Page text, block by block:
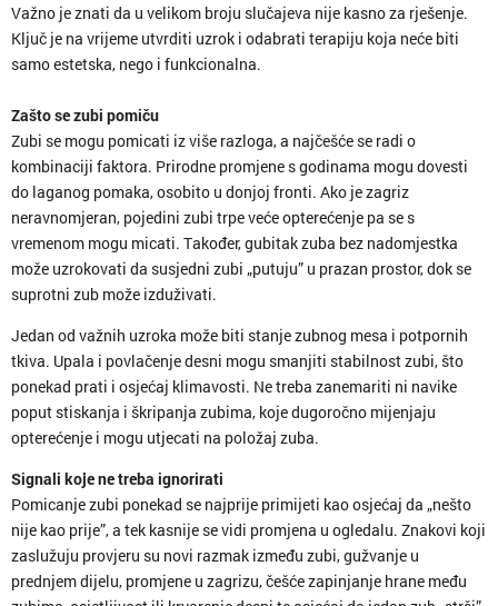
Važno je znati da u velikom broju slučajeva nije kasno za rješenje.
Ključ je na vrijeme utvrditi uzrok i odabrati terapiju koja neće biti
samo estetska, nego i funkcionalna.
Zašto se zubi pomiču
Zubi se mogu pomicati iz više razloga, a najčešće se radi o
kombinaciji faktora. Prirodne promjene s godinama mogu dovesti
do laganog pomaka, osobito u donjoj fronti. Ako je zagriz
neravnomjeran, pojedini zubi trpe veće opterećenje pa se s
vremenom mogu micati. Također, gubitak zuba bez nadomjestka
može uzrokovati da susjedni zubi „putuju” u prazan prostor, dok se
suprotni zub može izduživati.
Jedan od važnih uzroka može biti stanje zubnog mesa i potpornih
tkiva. Upala i povlačenje desni mogu smanjiti stabilnost zubi, što
ponekad prati i osjećaj klimavosti. Ne treba zanemariti ni navike
poput stiskanja i škripanja zubima, koje dugoročno mijenjaju
opterećenje i mogu utjecati na položaj zuba.
Signali koje ne treba ignorirati
Pomicanje zubi ponekad se najprije primijeti kao osjećaj da „nešto
nije kao prije”, a tek kasnije se vidi promjena u ogledalu. Znakovi koji
zaslužuju provjeru su novi razmak između zubi, gužvanje u
prednjem dijelu, promjene u zagrizu, češće zapinjanje hrane među